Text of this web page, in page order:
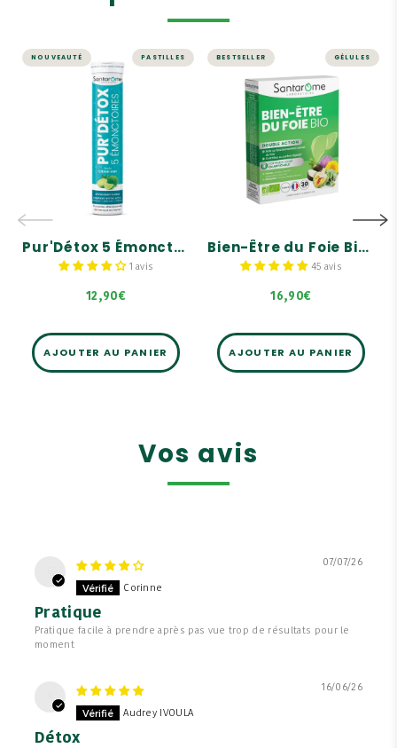
NOUVEAUTÉ PASTILLES
Pur'Détox 5 Émonctoires - 20 Pastilles effervescentes
1 avis
12,90€
Pur'Détox 5
Émonctoires - 20
Pastilles
effervescentes
Complexe DÉTOX ACTIV' :
BOSWELLIA + BARDANE +
PISSENLIT
Détoxifiant global
intestins, reins, poumons
et peau
AJOUTER AU PANIER
BESTSELLER GÉLULES
Bien-Être du Foie Bio - 30 gélules
45 avis
16,90€
FOIE ET DIGESTION
Bien-Être du Foie
Bio - 30 gélules
Fortement dosé en
Artichaut Bio : 2 000 mg !
Contient du Pissenlit Bio
qui aide au
fonctionnement normal
trio de bourgeons Bio de
Romarin.
AJOUTER AU PANIER
Vos avis
07/07/26
Corinne
Pratique
Pratique facile à prendre après pas vue trop de résultats pour le
moment
16/06/26
Audrey IVOULA
Détox